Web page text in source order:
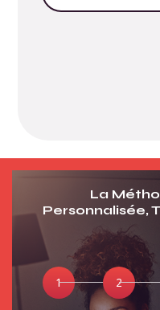
La
Personnalisée,